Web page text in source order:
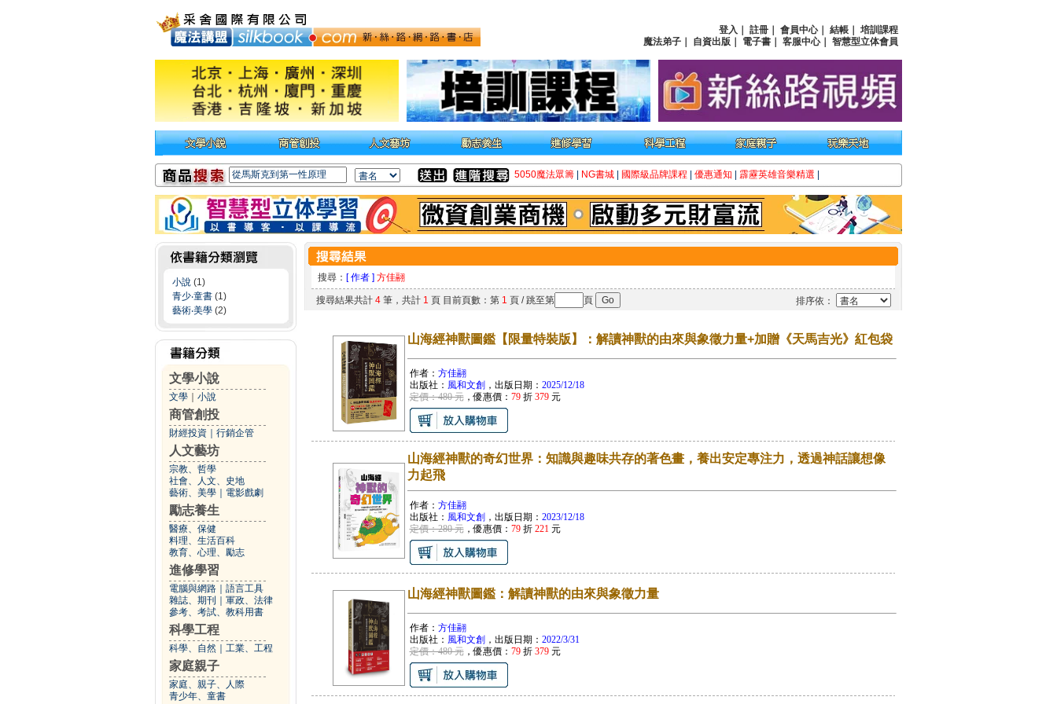
登入 註冊 會員中心｜ 結帳
培訓課程
魔法弟子
自資出版 電子書 客服中心｜ 智慧型立体會員
5050魔法眾籌 NG書城 國際級品牌課程 優惠通知 霹靂英雄音樂精選
小說 (1)
青少‧童書 (1)
藝術‧美學 (2)
文學小說
文學 小說
商管創投
財經投資 行銷企管
人文藝坊
宗教、哲學
社會、人文、史地
藝術、美學
電影戲劇
勵志養生
醫療、保健
料理、生活百科
教育、心理、勵志
進修學習
電腦與網路
語言工具
雜誌、期刊
軍政、法律
參考、考試、教科用書
科學工程
科學、自然 工業、工程
家庭親子
家庭、親子、人際
青少年、童書
搜尋： [ 作者 ] 方佳翮
搜尋結果共計 4筆，共計 1 頁 目前頁數：第 1 頁 / 跳至第 頁 排序依：
山海經神獸圖鑑【限量特裝版】：解讀神獸的由來與象徵力量+加贈《天馬吉光》紅包袋
作者： 方佳翮
出版社： 風和文創 ，出版日期： 2025/12/18
定價：480 元，優惠價： 79折 379元
山海經神獸的奇幻世界：知識與趣味共存的著色畫，養出安定專注力，透過神話讓想像
力起飛
作者： 方佳翮
出版社： 風和文創 ，出版日期： 2023/12/18
定價：280 元，優惠價： 79折 221元
山海經神獸圖鑑：解讀神獸的由來與象徵力量
作者： 方佳翮
出版社： 風和文創 ，出版日期： 2022/3/31
定價：480 元，優惠價： 79折 379元